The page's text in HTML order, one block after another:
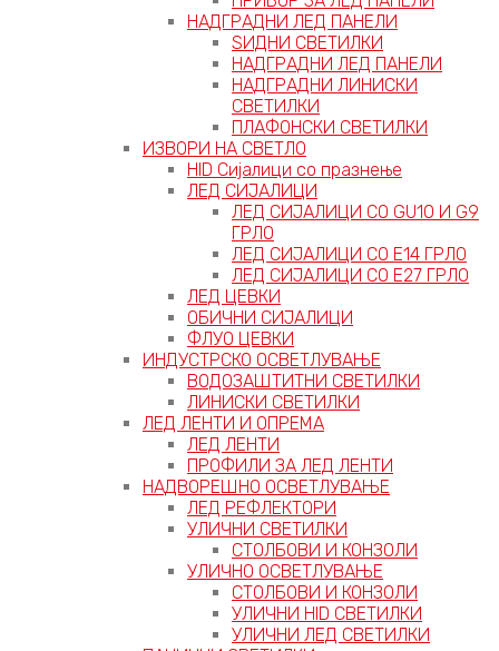
НАДГРАДНИ ЛЕД ПАНЕЛИ
ЅИДНИ СВЕТИЛКИ
НАДГРАДНИ ЛЕД ПАНЕЛИ
НАДГРАДНИ ЛИНИСКИ
СВЕТИЛКИ
ПЛАФОНСКИ СВЕТИЛКИ
ИЗВОРИ НА СВЕТЛО
HID Сијалици со празнење
ЛЕД СИЈАЛИЦИ
ЛЕД СИЈАЛИЦИ СО GU10 И G9
ГРЛО
ЛЕД СИЈАЛИЦИ СО Е14 ГРЛО
ЛЕД СИЈАЛИЦИ СО Е27 ГРЛО
ЛЕД ЦЕВКИ
ОБИЧНИ СИЈАЛИЦИ
ФЛУО ЦЕВКИ
ИНДУСТРСКО ОСВЕТЛУВАЊЕ
ВОДОЗАШТИТНИ СВЕТИЛКИ
ЛИНИСКИ СВЕТИЛКИ
ЛЕД ЛЕНТИ И ОПРЕМА
ЛЕД ЛЕНТИ
ПРОФИЛИ ЗА ЛЕД ЛЕНТИ
НАДВОРЕШНО ОСВЕТЛУВАЊЕ
ЛЕД РЕФЛЕКТОРИ
УЛИЧНИ СВЕТИЛКИ
СТОЛБОВИ И КОНЗОЛИ
УЛИЧНО ОСВЕТЛУВАЊЕ
СТОЛБОВИ И КОНЗОЛИ
УЛИЧНИ HID СВЕТИЛКИ
УЛИЧНИ ЛЕД СВЕТИЛКИ